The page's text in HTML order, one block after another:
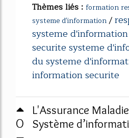
Thèmes liés : formation
systeme d'information/
systeme d'information
securite systeme
du systeme
information securite
0
L'Assurance
Système